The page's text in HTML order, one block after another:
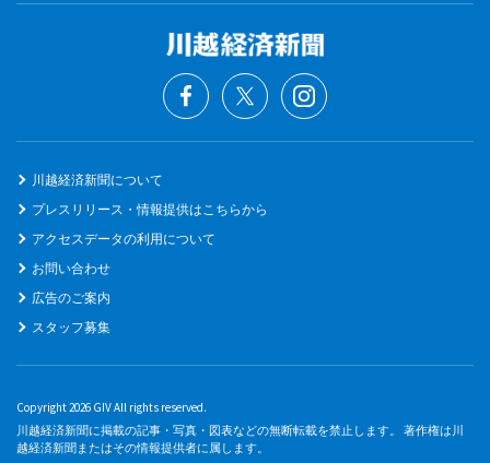
川越経済新聞について
プレスリリース・情報提供はこちらから
アクセスデータの利用について
お問い合わせ
広告のご案内
スタッフ募集
Copyright 2026 GIV All rights reserved.
川越経済新聞に掲載の記事・写真・図表などの無断転載を禁止します。 著作権は川
越経済新聞またはその情報提供者に属します。